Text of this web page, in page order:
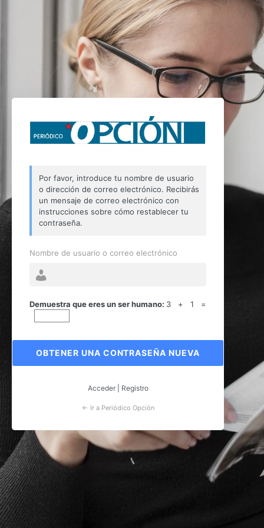
Contraseña
Por favor, introduce tu nombre de usuario
o dirección de correo electrónico. Recibirás
un mensaje de correo electrónico con
instrucciones sobre cómo restablecer tu
contraseña.
Nombre de usuario o correo electrónico
Demuestra que eres un ser humano: 3 + 1 =
Acceder| Registro
← Ir a Periódico Opción